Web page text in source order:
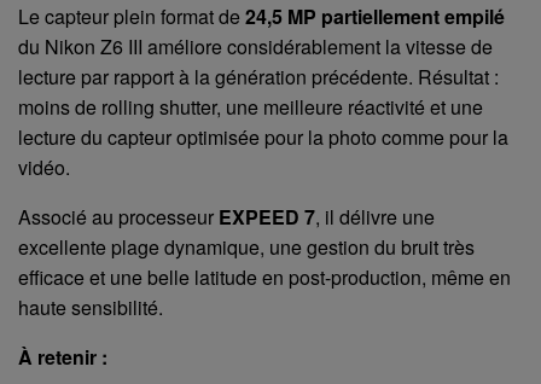
Le capteur plein format de 24,5 MP partiellement empilé
du Nikon Z6 III améliore considérablement la vitesse de
lecture par rapport à la génération précédente. Résultat :
moins de rolling shutter, une meilleure réactivité et une
lecture du capteur optimisée pour la photo comme pour la
vidéo.
Associé au processeur EXPEED 7, il délivre une
excellente plage dynamique, une gestion du bruit très
efficace et une belle latitude en post-production, même en
haute sensibilité.
À retenir :